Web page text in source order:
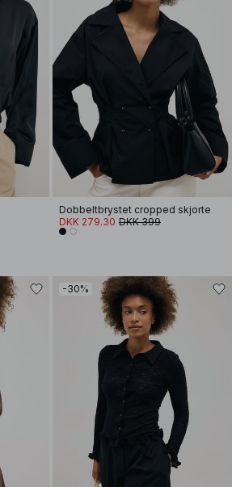
Dobbeltbrystet cropped skjorte
DKK 279.30 DKK 399
-30%